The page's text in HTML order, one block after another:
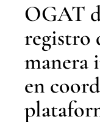
OGAT
registro
manera
en